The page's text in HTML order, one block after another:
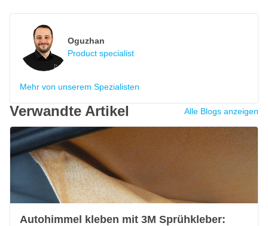
Oguzhan
Product specialist
Mehr von unserem Spezialisten
Verwandte Artikel Alle Blogs anzeigen
Autohimmel kleben mit 3M Sprühkleber: